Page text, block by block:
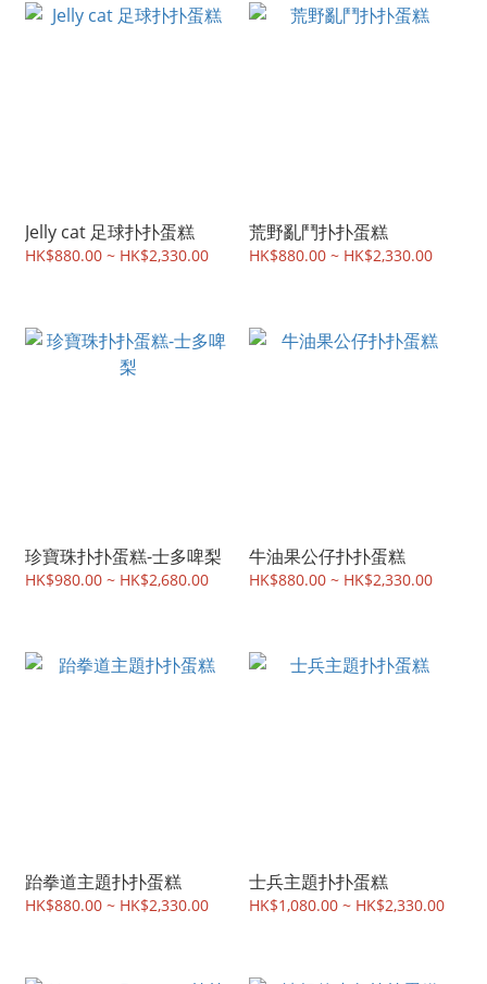
Jelly cat 足球扑扑蛋糕
HK$880.00 ~ HK$2,330.00
荒野亂鬥扑扑蛋糕
HK$880.00 ~ HK$2,330.00
珍寶珠扑扑蛋糕-士多啤梨
HK$980.00 ~ HK$2,680.00
牛油果公仔扑扑蛋糕
HK$880.00 ~ HK$2,330.00
跆拳道主題扑扑蛋糕
HK$880.00 ~ HK$2,330.00
士兵主題扑扑蛋糕
HK$1,080.00 ~ HK$2,330.00